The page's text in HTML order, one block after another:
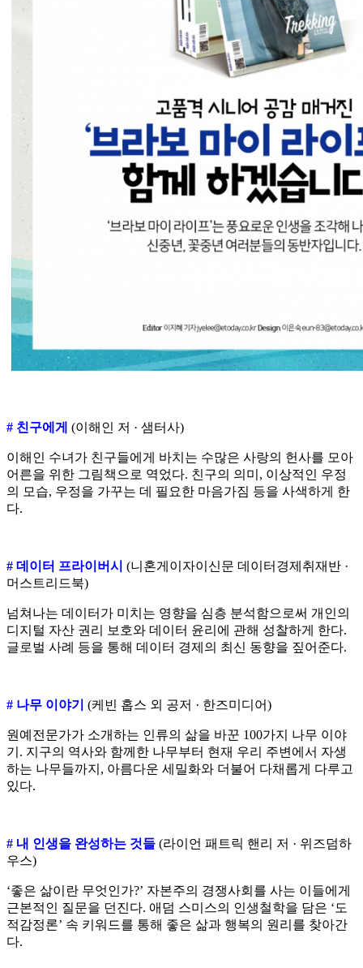
# 친구에게 (이해인 저 · 샘터사)
이해인 수녀가 친구들에게 바치는 수많은 사랑의 헌사를 모아
어른을 위한 그림책으로 역었다. 친구의 의미, 이상적인 우정
의 모습, 우정을 가꾸는 데 필요한 마음가짐 등을 사색하게 한
다.
# 데이터 프라이버시 (니혼게이자이신문 데이터경제취재반 ·
머스트리드북)
넘쳐나는 데이터가 미치는 영향을 심층 분석함으로써 개인의
디지털 자산 권리 보호와 데이터 윤리에 관해 성찰하게 한다.
글로벌 사례 등을 통해 데이터 경제의 최신 동향을 짚어준다.
# 나무 이야기 (케빈 홉스 외 공저 · 한즈미디어)
원예전문가가 소개하는 인류의 삶을 바꾼 100가지 나무 이야
기. 지구의 역사와 함께한 나무부터 현재 우리 주변에서 자생
하는 나무들까지, 아름다운 세밀화와 더불어 다채롭게 다루고
있다.
# 내 인생을 완성하는 것들 (라이언 패트릭 핸리 저 · 위즈덤하
우스)
‘좋은 삶이란 무엇인가?’ 자본주의 경쟁사회를 사는 이들에게
근본적인 질문을 던진다. 애덤 스미스의 인생철학을 담은 ‘도
적감정론’ 속 키워드를 통해 좋은 삶과 행복의 원리를 찾아간
다.